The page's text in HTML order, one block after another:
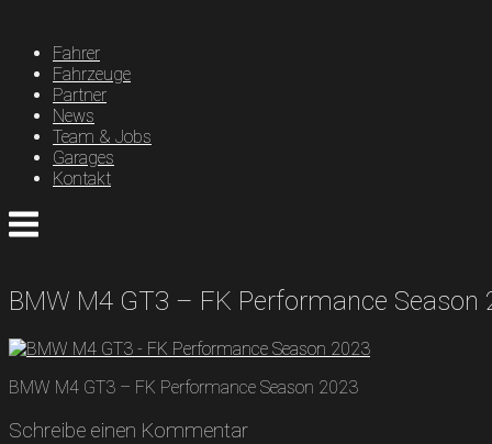
contentFahrer
Fahrzeuge
Partner
News
Team & Jobs
Garages
Kontakt
Menu
BMW M4 GT3 – FK Performance Season
BMW M4 GT3 – FK Performance Season 2023
Schreibe einen Kommentar